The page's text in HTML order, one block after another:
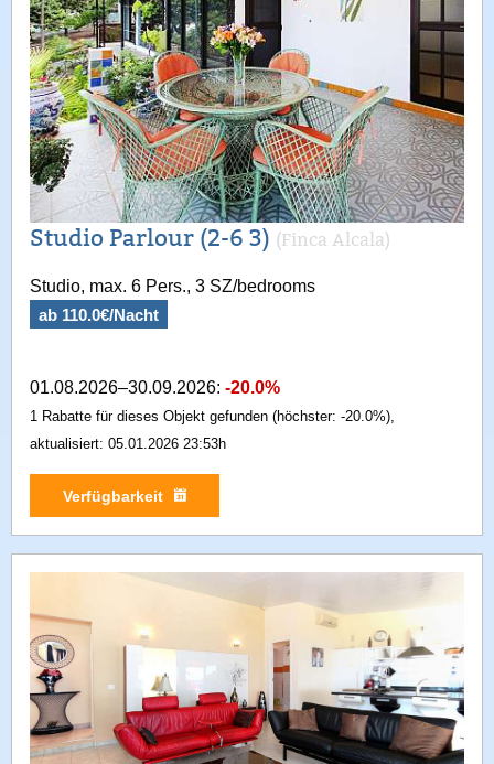
Studio Parlour (2-6 3) (Finca Alcala)
Studio, max. 6 Pers., 3 SZ/bedrooms
ab 110.0€/Nacht
01.08.2026–30.09.2026: -20.0%
1 Rabatte für dieses Objekt gefunden (höchster: -20.0%),
aktualisiert: 05.01.2026 23:53h
Verfügbarkeit